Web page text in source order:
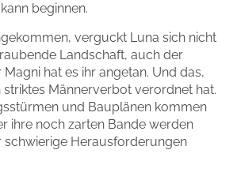
beginnen.
verguckt Luna sich nicht
Landschaft, auch der
hat es ihr angetan. Und das,
Männerverbot verordnet hat.
und Bauplänen kommen
ihre noch zarten Bande werden
Herausforderungen